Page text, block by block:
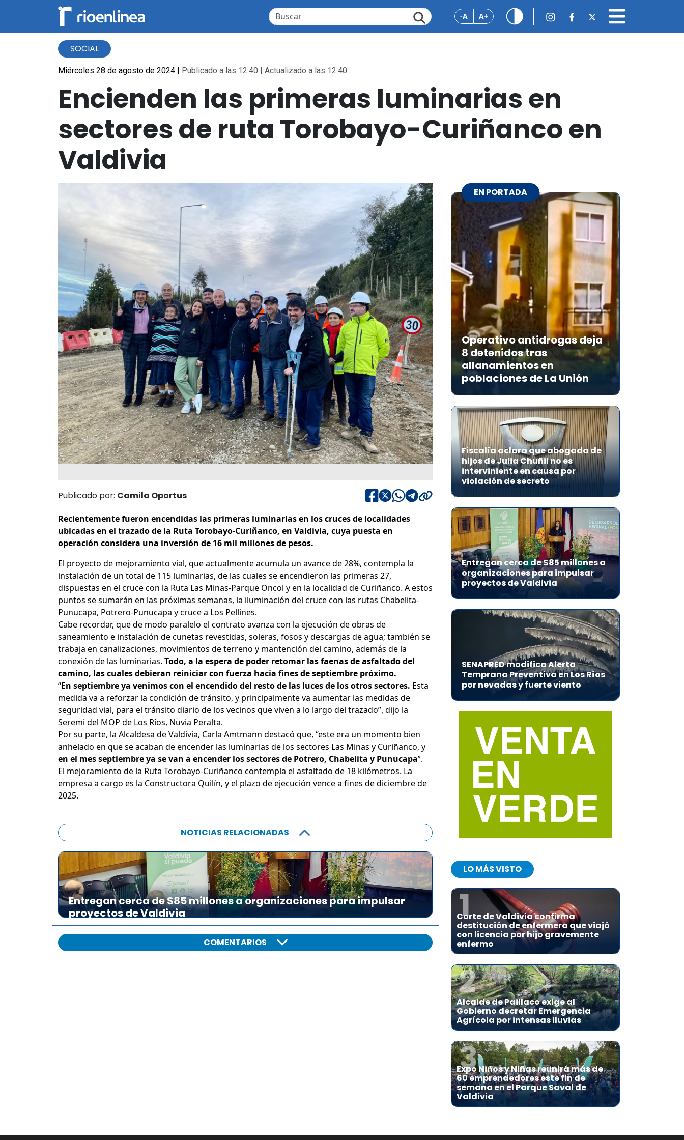
-A A+
SOCIAL
Miércoles 28 de agosto de 2024 | Publicado a las 12:40 | Actualizado a las 12:40
Encienden las primeras luminarias en
sectores de ruta Torobayo-Curiñanco en
Valdivia
Publicado por: Camila Oportus
Recientemente fueron encendidas las primeras luminarias en los cruces de localidades
ubicadas en el trazado de la Ruta Torobayo-Curiñanco, en Valdivia, cuya puesta en
operación considera una inversión de 16 mil millones de pesos.
El proyecto de mejoramiento vial, que actualmente acumula un avance de 28%, contempla la
instalación de un total de 115 luminarias, de las cuales se encendieron las primeras 27,
dispuestas en el cruce con la Ruta Las Minas-Parque Oncol y en la localidad de Curiñanco. A estos
puntos se sumarán en las próximas semanas, la iluminación del cruce con las rutas Chabelita-
Punucapa, Potrero-Punucapa y cruce a Los Pellines.
Cabe recordar, que de modo paralelo el contrato avanza con la ejecución de obras de
saneamiento e instalación de cunetas revestidas, soleras, fosos y descargas de agua; también se
trabaja en canalizaciones, movimientos de terreno y mantención del camino, además de la
conexión de las luminarias. Todo, a la espera de poder retomar las faenas de asfaltado del
camino, las cuales debieran reiniciar con fuerza hacia fines de septiembre próximo.
“En septiembre ya venimos con el encendido del resto de las luces de los otros sectores. Esta
medida va a reforzar la condición de tránsito, y principalmente va aumentar las medidas de
seguridad vial, para el tránsito diario de los vecinos que viven a lo largo del trazado”, dijo la
Seremi del MOP de Los Ríos, Nuvia Peralta.
Por su parte, la Alcaldesa de Valdivia, Carla Amtmann destacó que, “este era un momento bien
anhelado en que se acaban de encender las luminarias de los sectores Las Minas y Curiñanco, y
en el mes septiembre ya se van a encender los sectores de Potrero, Chabelita y Punucapa”.
El mejoramiento de la Ruta Torobayo-Curiñanco contempla el asfaltado de 18 kilómetros. La
empresa a cargo es la Constructora Quilín, y el plazo de ejecución vence a fines de diciembre de
2025.
NOTICIAS RELACIONADAS
Entregan cerca de $85 millones a organizaciones para impulsar
proyectos de Valdivia
COMENTARIOS
EN PORTADA
Operativo antidrogas deja
8 detenidos tras
allanamientos en
poblaciones de La Unión
Fiscalía aclara que abogada de
hijos de Julia Chuñil no es
interviniente en causa por
violación de secreto
Entregan cerca de $85 millones a
organizaciones para impulsar
proyectos de Valdivia
SENAPRED modifica Alerta
Temprana Preventiva en Los Ríos
por nevadas y fuerte viento
LO MÁS VISTO
1
Corte de Valdivia confirma
destitución de enfermera que viajó
con licencia por hijo gravemente
enfermo
2
Alcalde de Paillaco exige al
Gobierno decretar Emergencia
Agrícola por intensas lluvias
3
Expo Niños y Niñas reunirá más de
60 emprendedores este fin de
semana en el Parque Saval de
Valdivia